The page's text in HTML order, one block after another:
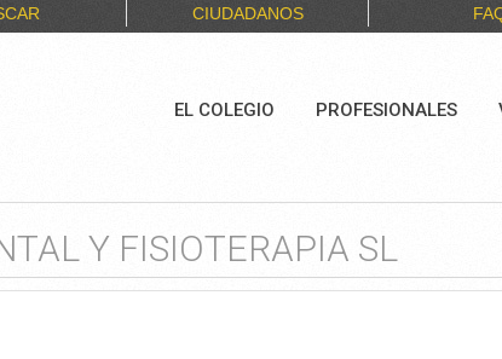
CIUDADANOS
EL COLEGIO PROFESIONALES
Y FISIOTERAPIA SL